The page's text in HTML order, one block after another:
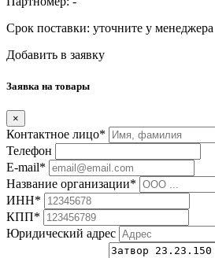
Срок поставки: уточните у менеджера
Добавить в заявку
Заявка на товары
×
Контактное лицо*
Телефон
E-mail*
Название организации*
ИНН*
КПП*
Юридический адрес